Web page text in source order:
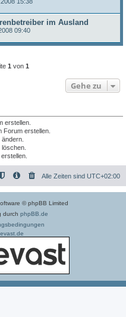
im Ausland
09:40
1 von 1
Gehe zu
erstellen.
Forum erstellen.
ändern.
löschen.
Alle Zeiten sind UTC+02:00
© phpBB Limited
durch phpBB.de